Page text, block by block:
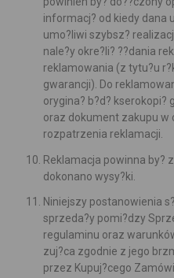
informacj? od kiedy dana
umo?liwi szybsz?
nale?y okre?li? ??dania
reklamowania (z tytu?u
gwarancji). Do
orygina? b?d? kserokopi?
oraz dokument zakupu w
rozpatrzenia reklamacji.
Reklamacja powinna by?
dokonano wysy?ki.
Niniejszy postanowienia
sprzeda?y pomi?dzy
regulaminu oraz
zuj?ca zgodnie z jego
przez Kupuj?cego